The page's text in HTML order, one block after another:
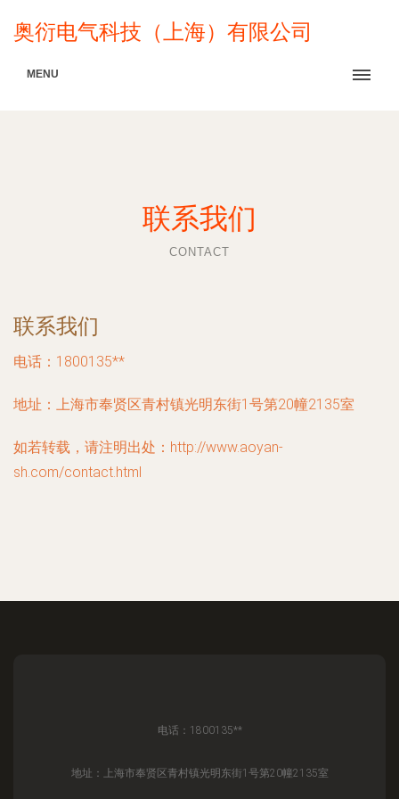
奥衍电气科技（上海）有限公司
MENU
联系我们
CONTACT
联系我们
电话：1800135**
地址：上海市奉贤区青村镇光明东街1号第20幢2135室
如若转载，请注明出处：http://www.aoyan-
sh.com/contact.html
电话：1800135**
地址：上海市奉贤区青村镇光明东街1号第20幢2135室